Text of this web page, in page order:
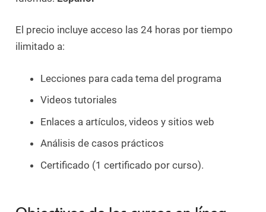
El precio incluye acceso las 24 horas por tiempo
ilimitado a:
Lecciones para cada tema del programa
Videos tutoriales
Enlaces a artículos, videos y sitios web
Análisis de casos prácticos
Certificado (1 certificado por curso).